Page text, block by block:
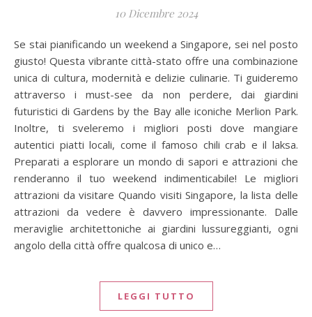
10 Dicembre 2024
Se stai pianificando un weekend a Singapore, sei nel posto
giusto! Questa vibrante città-stato offre una combinazione
unica di cultura, modernità e delizie culinarie. Ti guideremo
attraverso i must-see da non perdere, dai giardini
futuristici di Gardens by the Bay alle iconiche Merlion Park.
Inoltre, ti sveleremo i migliori posti dove mangiare
autentici piatti locali, come il famoso chili crab e il laksa.
Preparati a esplorare un mondo di sapori e attrazioni che
renderanno il tuo weekend indimenticabile! Le migliori
attrazioni da visitare Quando visiti Singapore, la lista delle
attrazioni da vedere è davvero impressionante. Dalle
meraviglie architettoniche ai giardini lussureggianti, ogni
angolo della città offre qualcosa di unico e…
LEGGI TUTTO